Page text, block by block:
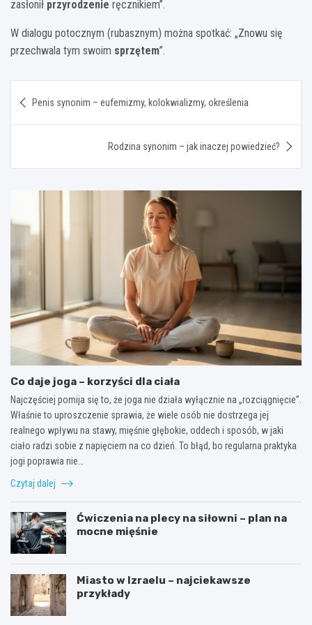
zasłonił przyrodzenie ręcznikiem”.
W dialogu potocznym (rubasznym) można spotkać: „Znowu się
przechwala tym swoim sprzętem”.
wpisu
Penis synonim – eufemizmy, kolokwializmy, określenia
Rodzina synonim – jak inaczej powiedzieć?
Co daje joga – korzyści dla ciała
Najczęściej pomija się to, że joga nie działa wyłącznie na „rozciągnięcie”.
Właśnie to uproszczenie sprawia, że wiele osób nie dostrzega jej
realnego wpływu na stawy, mięśnie głębokie, oddech i sposób, w jaki
ciało radzi sobie z napięciem na co dzień. To błąd, bo regularna praktyka
jogi poprawia nie…
Czytaj dalej
Ćwiczenia na plecy na siłowni – plan na
mocne mięśnie
Miasto w Izraelu – najciekawsze
przykłady